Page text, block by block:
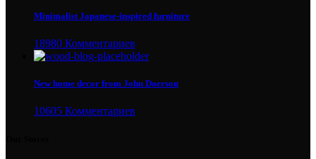
Minimalist Japanese-inspired furniture
18980 Комментариев
New home decor from John Doerson
10605 Комментариев